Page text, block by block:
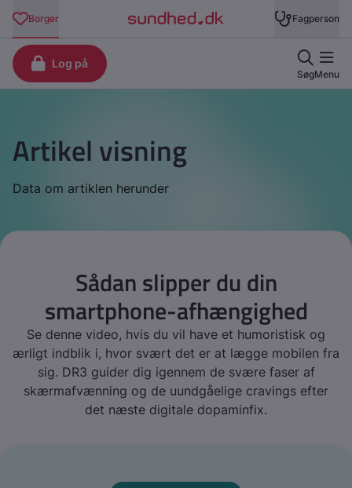
Artikel visning
Data om artiklen herunder
Sådan slipper du din
smartphone-afhængighed
Se denne video, hvis du vil have et humoristisk og
ærligt indblik i, hvor svært det er at lægge mobilen fra
sig. DR3 guider dig igennem de svære faser af
skærmafvænning og de uundgåelige cravings efter
det næste digitale dopaminfix.